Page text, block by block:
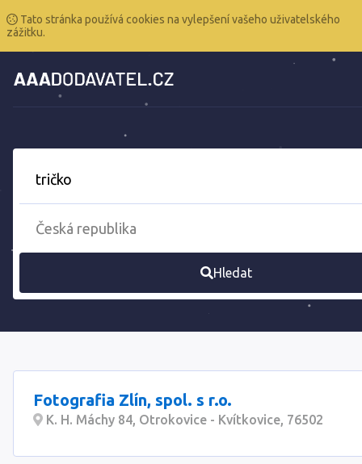
Tato stránka používá cookies na vylepšení vašeho uživatelského
zážitku.
Hledat
Fotografia Zlín, spol. s r.o.
K. H. Máchy 84, Otrokovice - Kvítkovice, 76502